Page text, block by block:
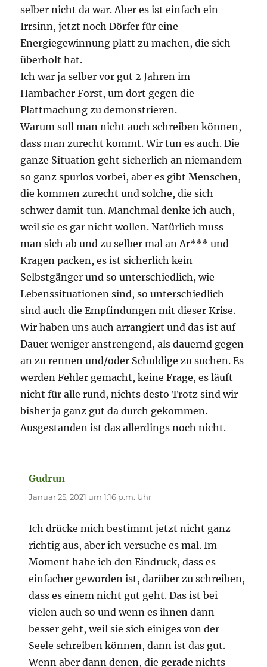
selber nicht da war. Aber es ist einfach ein
Irrsinn, jetzt noch Dörfer für eine
Energiegewinnung platt zu machen, die sich
überholt hat.
Ich war ja selber vor gut 2 Jahren im
Hambacher Forst, um dort gegen die
Plattmachung zu demonstrieren.
Warum soll man nicht auch schreiben können,
dass man zurecht kommt. Wir tun es auch. Die
ganze Situation geht sicherlich an niemandem
so ganz spurlos vorbei, aber es gibt Menschen,
die kommen zurecht und solche, die sich
schwer damit tun. Manchmal denke ich auch,
weil sie es gar nicht wollen. Natürlich muss
man sich ab und zu selber mal an Ar*** und
Kragen packen, es ist sicherlich kein
Selbstgänger und so unterschiedlich, wie
Lebenssituationen sind, so unterschiedlich
sind auch die Empfindungen mit dieser Krise.
Wir haben uns auch arrangiert und das ist auf
Dauer weniger anstrengend, als dauernd gegen
an zu rennen und/oder Schuldige zu suchen. Es
werden Fehler gemacht, keine Frage, es läuft
nicht für alle rund, nichts desto Trotz sind wir
bisher ja ganz gut da durch gekommen.
Ausgestanden ist das allerdings noch nicht.
Gudrun
Januar 25, 2021 um 1:16 p.m. Uhr
Ich drücke mich bestimmt jetzt nicht ganz
richtig aus, aber ich versuche es mal. Im
Moment habe ich den Eindruck, dass es
einfacher geworden ist, darüber zu schreiben,
dass es einem nicht gut geht. Das ist bei
vielen auch so und wenn es ihnen dann
besser geht, weil sie sich einiges von der
Seele schreiben können, dann ist das gut.
Wenn aber dann denen, die gerade nichts